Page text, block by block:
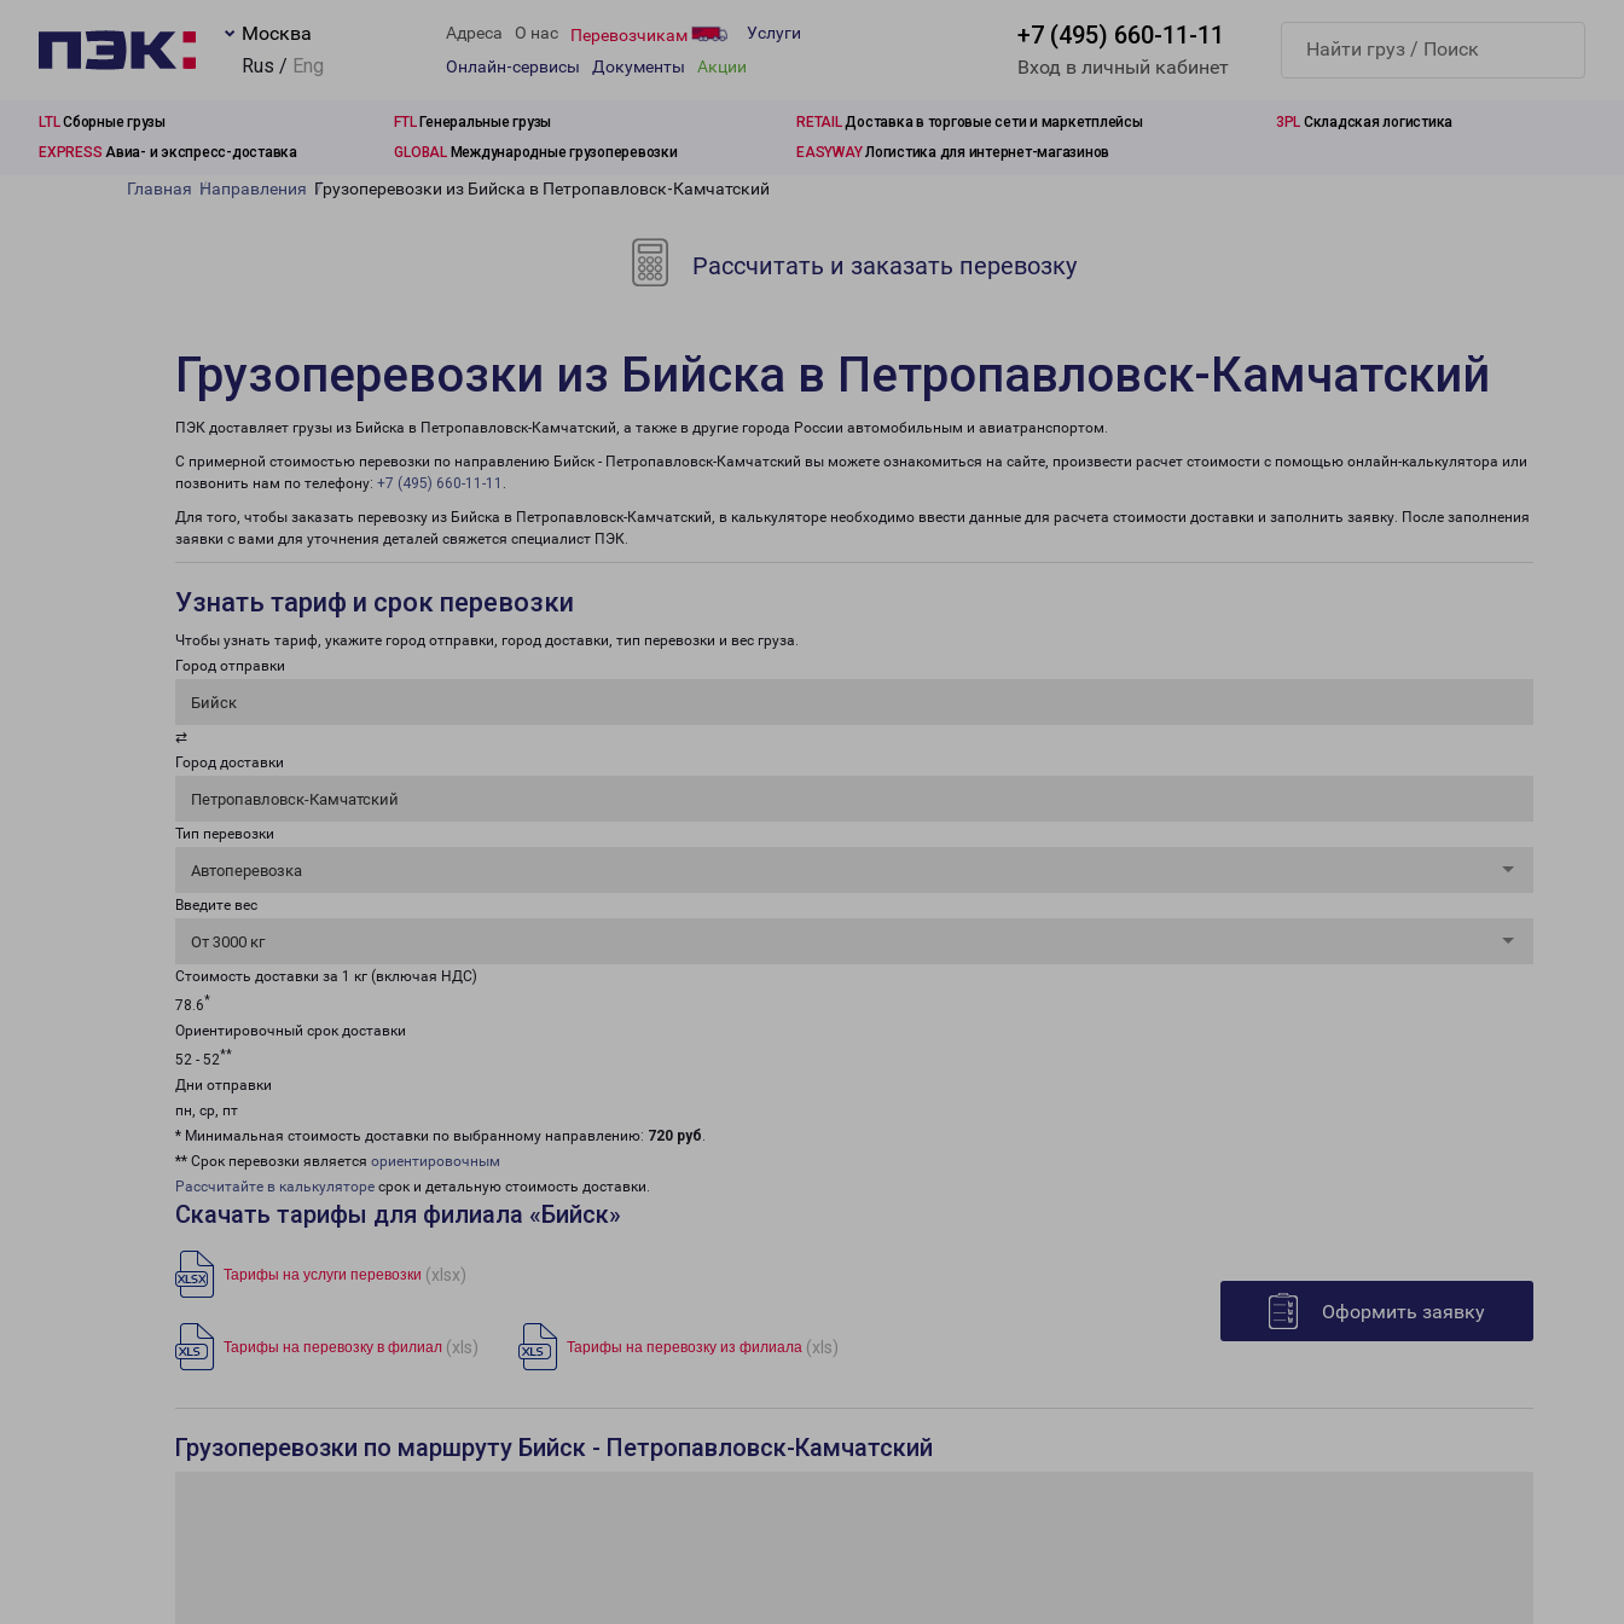
Москва
Rus / Eng
Адреса О нас Перевозчикам
Услуги
Онлайн-сервисы
Документы Акции
+7 (495) 660-11-11
Вход в личный кабинет
LTLСборные грузы FTLГенеральные грузы RETAILДоставка в торговые сети и маркетплейсы 3PL Складская логистика
EXPRESS Авиа- и экспресс-доставка GLOBALМеждународные грузоперевозки EASYWAYЛогистика для интернет-магазинов
Главная Направления Грузоперевозки из Бийска в Петропавловск-Камчатский
Рассчитать и заказать перевозку
Грузоперевозки из Бийска в Петропавловск-Камчатский
ПЭК доставляет грузы из Бийска в Петропавловск-Камчатский, а также в другие города России автомобильным и авиатранспортом.
С примерной стоимостью перевозки по направлению Бийск - Петропавловск-Камчатский вы можете ознакомиться на сайте, произвести расчет стоимости с помощью онлайн-калькулятора или
позвонить нам по телефону: +7 (495) 660-11-11 .
Для того, чтобы заказать перевозку из Бийска в Петропавловск-Камчатский, в калькуляторе необходимо ввести данные для расчета стоимости доставки и заполнить заявку. После заполнения
заявки с вами для уточнения деталей свяжется специалист ПЭК.
Узнать тариф и срок перевозки
Чтобы узнать тариф, укажите город отправки, город доставки, тип перевозки и вес груза.
Город отправки
Бийск
⇄
Город доставки
Петропавловск-Камчатский
Тип перевозки
Автоперевозка
Введите вес
От 3000 кг
Стоимость доставки за 1 кг (включая НДС)
78.6*
Ориентировочный срок доставки
52 - 52**
Дни отправки
пн, ср, пт
* Минимальная стоимость доставки по выбранному направлению: 720 руб.
** Срок перевозки является ориентировочным
Рассчитайте в калькуляторе срок и детальную стоимость доставки.
Скачать тарифы для филиала «Бийск»
Тарифы на услуги перевозки (xlsx)
Тарифы на перевозку в филиал (xls) Тарифы на перевозку из филиала (xls)
Оформить заявку
Грузоперевозки по маршруту Бийск - Петропавловск-Камчатский